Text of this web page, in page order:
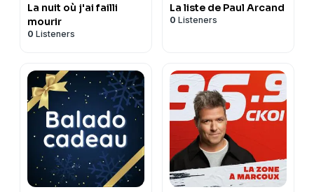
La nuit où j'ai failli
mourir
0 Listeners
La liste de Paul Arcand
0 Listeners